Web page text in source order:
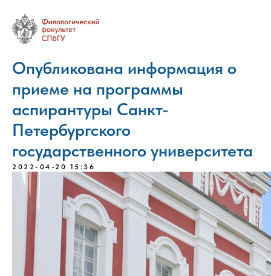
Опубликована информация о
приеме на программы
аспирантуры Санкт-
Петербургского
государственного университета
2022-04-20 15:36